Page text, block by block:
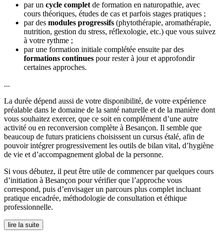
par un cycle complet de formation en naturopathie, avec
cours théoriques, études de cas et parfois stages pratiques ;
par des modules progressifs (phytothérapie, aromathérapie,
nutrition, gestion du stress, réflexologie, etc.) que vous suivez
à votre rythme ;
par une formation initiale complétée ensuite par des
formations continues pour rester à jour et approfondir
certaines approches.
...
La durée dépend aussi de votre disponibilité, de votre expérience
préalable dans le domaine de la santé naturelle et de la manière dont
vous souhaitez exercer, que ce soit en complément d’une autre
activité ou en reconversion complète à Besançon. Il semble que
beaucoup de futurs praticiens choisissent un cursus étalé, afin de
pouvoir intégrer progressivement les outils de bilan vital, d’hygiène
de vie et d’accompagnement global de la personne.
Si vous débutez, il peut être utile de commencer par quelques cours
d’initiation à Besançon pour vérifier que l’approche vous
correspond, puis d’envisager un parcours plus complet incluant
pratique encadrée, méthodologie de consultation et éthique
professionnelle.
lire la suite